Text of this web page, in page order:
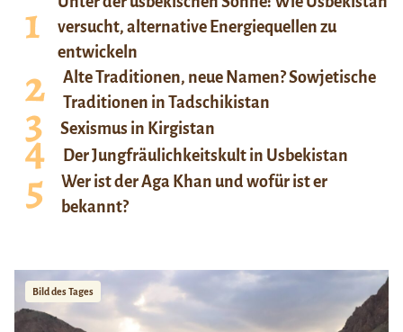
versucht, alternative Energiequellen zu
entwickeln
Alte Traditionen, neue Namen? Sowjetische
Traditionen in Tadschikistan
Sexismus in Kirgistan
Der Jungfräulichkeitskult in Usbekistan
Wer ist der Aga Khan und wofür ist er
bekannt?
Bild des Tages